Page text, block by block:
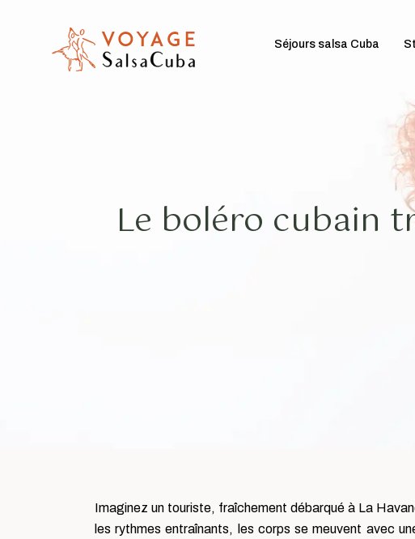
Séjours salsa Cuba
Le boléro cubain
Imaginez un touriste, fraîchement débarqué à La
les rythmes entraînants, les corps se meuvent avec